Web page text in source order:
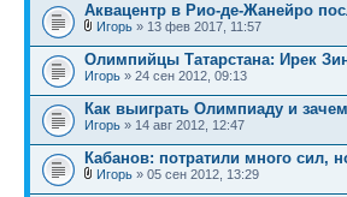
Аквацентр в Рио-де-Жанейро
Игорь » 13 фев 2017, 11:57
Олимпийцы Татарстана: Ирек
Игорь » 24 сен 2012, 09:13
Как выиграть Олимпиаду и
Игорь » 14 авг 2012, 12:47
Кабанов: потратили много сил,
Игорь » 05 сен 2012, 13:29